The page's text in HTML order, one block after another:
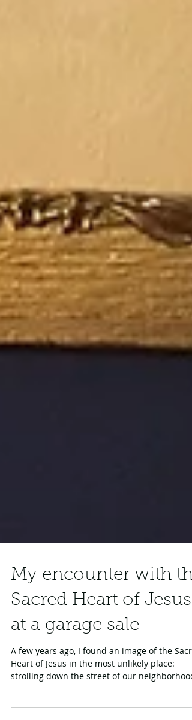
My encounter with
Sacred Heart of Jesus
at a garage sale
Heart of Jesus in the most unlikely place: